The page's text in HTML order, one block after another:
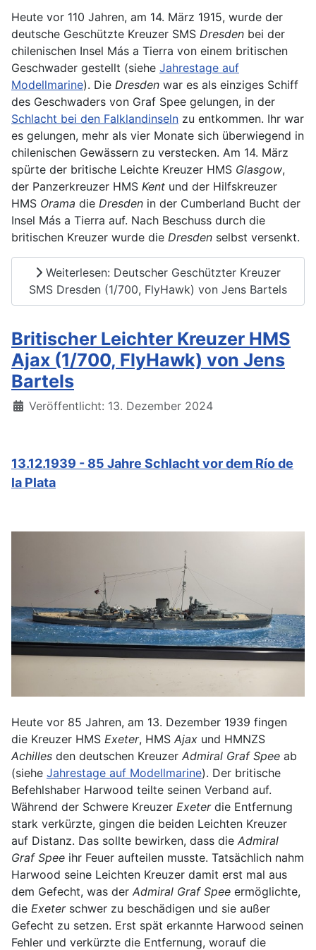
Heute vor 110 Jahren, am 14. März 1915, wurde der
deutsche Geschützte Kreuzer SMS Dresden bei der
chilenischen Insel Más a Tierra von einem britischen
Geschwader gestellt (siehe Jahrestage auf
Modellmarine). Die Dresden war es als einziges Schiff
des Geschwaders von Graf Spee gelungen, in der
Schlacht bei den Falklandinseln zu entkommen. Ihr war
es gelungen, mehr als vier Monate sich überwiegend in
chilenischen Gewässern zu verstecken. Am 14. März
spürte der britische Leichte Kreuzer HMS Glasgow,
der Panzerkreuzer HMS Kent und der Hilfskreuzer
HMS Orama die Dresden in der Cumberland Bucht der
Insel Más a Tierra auf. Nach Beschuss durch die
britischen Kreuzer wurde die Dresden selbst versenkt.
Weiterlesen: Deutscher Geschützter Kreuzer
SMS Dresden (1/700, FlyHawk) von Jens Bartels
Britischer Leichter Kreuzer HMS
Ajax (1/700, FlyHawk) von Jens
Bartels
Details
Veröffentlicht: 13. Dezember 2024
13.12.1939 - 85 Jahre Schlacht vor dem Río de
la Plata
Heute vor 85 Jahren, am 13. Dezember 1939 fingen
die Kreuzer HMS Exeter, HMS Ajax und HMNZS
Achilles den deutschen Kreuzer Admiral Graf Spee ab
(siehe Jahrestage auf Modellmarine). Der britische
Befehlshaber Harwood teilte seinen Verband auf.
Während der Schwere Kreuzer Exeterdie Entfernung
stark verkürzte, gingen die beiden Leichten Kreuzer
auf Distanz. Das sollte bewirken, dass die Admiral
Graf Spee ihr Feuer aufteilen musste. Tatsächlich nahm
Harwood seine Leichten Kreuzer damit erst mal aus
dem Gefecht, was der Admiral Graf Spee ermöglichte,
die Exeterschwer zu beschädigen und sie außer
Gefecht zu setzen. Erst spät erkannte Harwood seinen
Fehler und verkürzte die Entfernung, worauf die